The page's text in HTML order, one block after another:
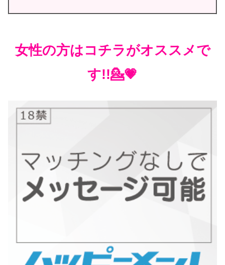
女性の方はコチラがオススメで
す!!💁💗